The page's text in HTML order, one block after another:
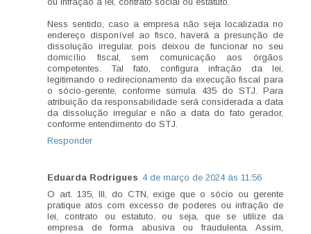
Ness sentido, caso a empresa não seja localizada no
endereço disponível ao fisco, haverá a presunção de
dissolução irregular, pois deixou de funcionar no seu
domicílio fiscal, sem comunicação aos órgãos
competentes. Tal fato, configura infração da lei,
legitimando o redirecionamento da execução fiscal para
o sócio-gerente, conforme súmula 435 do STJ. Para
atribuição da responsabilidade será considerada a data
da dissolução irregular e não a data do fato gerador,
conforme entendimento do STJ.
Responder
Eduarda Rodrigues 4 de março de 2024 às 11:56
O art. 135, III, do CTN, exige que o sócio ou gerente
pratique atos com excesso de poderes ou infração de
lei, contrato ou estatuto, ou seja, que se utilize da
empresa de forma abusiva ou fraudulenta. Assim,